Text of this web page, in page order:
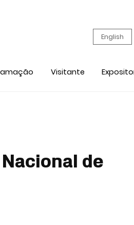
English
Visitante
de